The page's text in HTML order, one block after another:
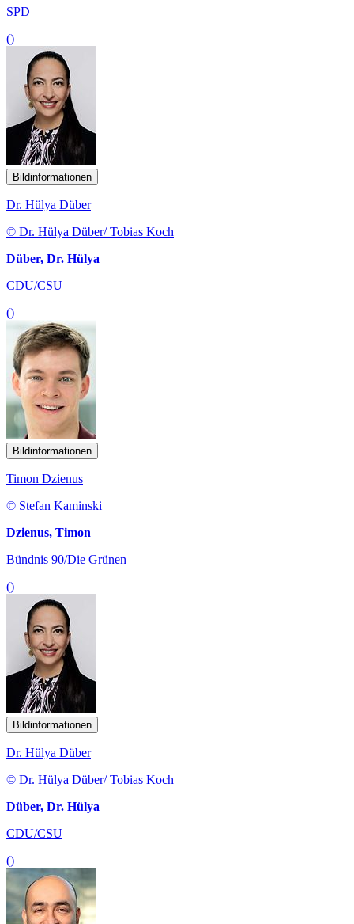
SPD
()
Bildinformationen
Dr. Hülya Düber
© Dr. Hülya Düber/ Tobias Koch
Düber, Dr. Hülya
CDU/CSU
()
Bildinformationen
Timon Dzienus
© Stefan Kaminski
Dzienus, Timon
Bündnis 90/Die Grünen
()
Bildinformationen
Dr. Hülya Düber
© Dr. Hülya Düber/ Tobias Koch
Düber, Dr. Hülya
CDU/CSU
()